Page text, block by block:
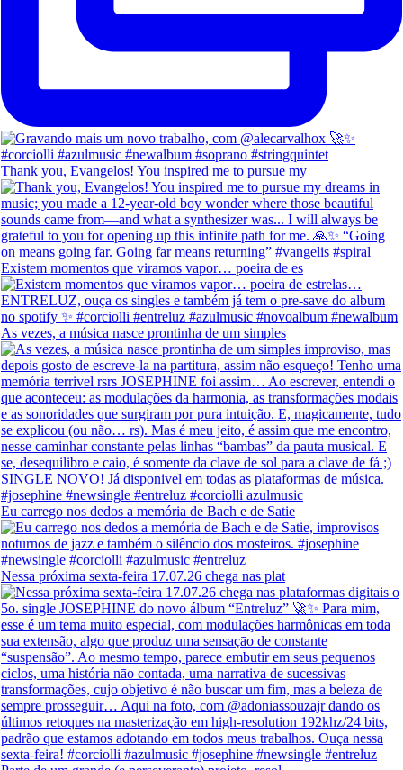
Thank you, Evangelos! You inspired me to pursue my
Existem momentos que viramos vapor… poeira de es
As vezes, a música nasce prontinha de um simples
Eu carrego nos dedos a memória de Bach e de Satie
Nessa próxima sexta-feira 17.07.26 chega nas plat